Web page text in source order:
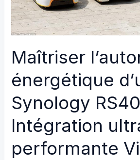
NAS
Enterprise
:
Victron
Quattro
+
Huawei
SUN2000
20kW
Pylontech
Maîtriser
énergétique
Synology
Intégration
performante